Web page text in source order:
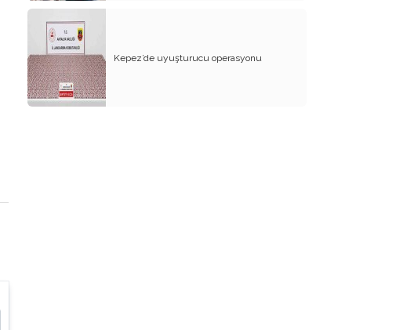
Baba Ocağı, Ana Kucağı
Hayvanlarımızla Birlikte Bir Aileyiz Biz
En Büyük Eksikliğim
O Sırrı Bana da Söyleyin Lütfen!
Kepez’de uyuşturucu operasyonu